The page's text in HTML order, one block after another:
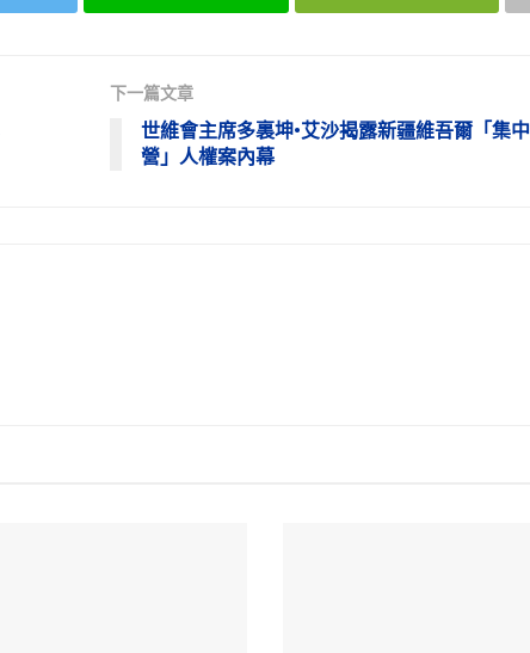
下一篇文章
世維會主席多裏坤•艾沙揭露新疆維吾爾「集中
營」人權案內幕